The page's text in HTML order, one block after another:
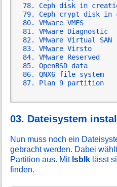
Ceph disk in
Ceph crypt disk in
VMware VMFS
VMware Diagnostic
VMware Virtual SAN
VMware Virsto
VMware Reserved
OpenBSD data
QNX6 file system
Plan 9 partition
03. Dateisystem
Nun muss noch ein
gebracht werden. Dabei
Partition aus. Mit lsblk lässt
finden.